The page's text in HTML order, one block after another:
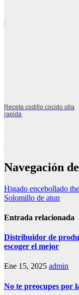
Receta codillo cocido olla
rapida
Navegación
Higado encebollado
Solomillo de atun
Entrada relacionada
Distribuidor de
escoger el mejor
Ene 15, 2025 admin
No te preocupes por